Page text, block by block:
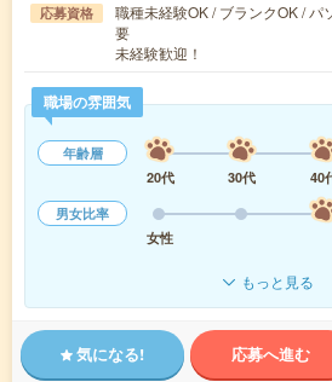
応募資格
職種未経験OK / ブランクOK / パ
要
未経験歓迎！
職場の雰囲気
年齢層
20代
30代 40
男女比率
女性
もっと見る
気になる! 応募へ進む